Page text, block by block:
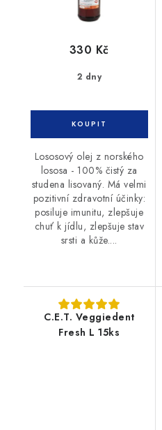
2 dny
330 Kč
Lososový olej z norského
lososa - 100% čistý za
studena lisovaný. Má velmi
pozitivní zdravotní účinky:
posiluje imunitu, zlepšuje
chuť k jídlu, zlepšuje stav
srsti a kůže....
C.E.T. Veggiedent
Fresh L 15ks